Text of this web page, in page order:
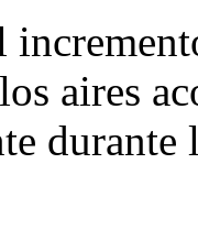
aires
durante